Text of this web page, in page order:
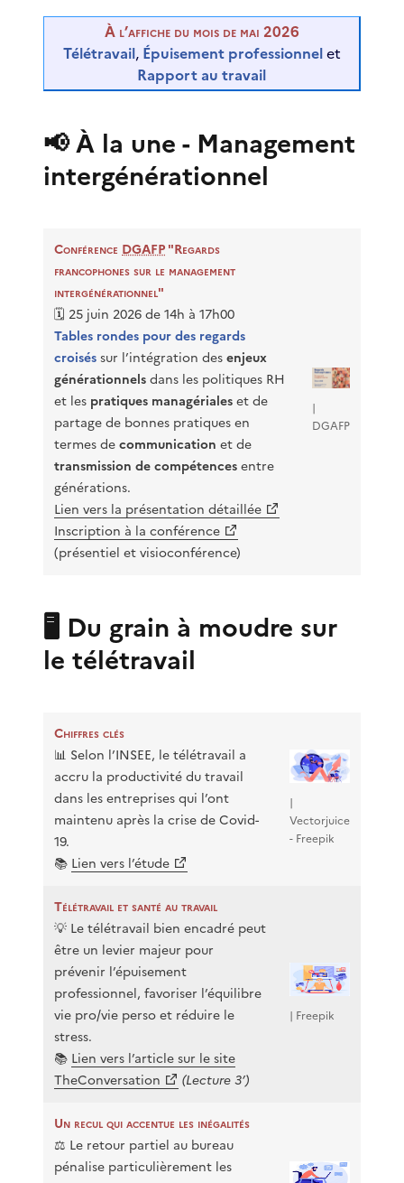
À l’affiche du mois de mai 2026
Télétravail, Épuisement professionnelet
Rapport au travail
📢 À la une - Management
intergénérationnel
Conférence DGAFP"Regards
francophones sur le management
intergénérationnel"
🗓️ 25 juin 2026 de 14h à 17h00
Tables rondes pour des regards
croiséssur l’intégration desenjeux
générationnelsdans les politiques RH
et les pratiques managérialeset de
partage de bonnes pratiques en
termes decommunication et de
transmission de compétencesentre
générations.
Lien vers la présentation détaillée
Inscription à la conférence
(présentiel et visioconférence)
|
DGAFP
🖥️ Du grain à moudre sur
le télétravail
Chiffres clés
📊 Selon l’INSEE, le télétravail a
accru la productivité du travail
dans les entreprises qui l’ont
maintenu après la crise de Covid-
19.
📚 Lien vers l’étude
|
Vectorjuice
- Freepik
Télétravail et santé au travail
💡 Le télétravail bien encadré peut
être un levier majeur pour
prévenir l’épuisement
professionnel, favoriser l’équilibre
vie pro/vie perso et réduire le
stress.
📚 Lien vers l’article sur le site
TheConversation
(Lecture 3’)
| Freepik
Un recul qui accentue les inégalités
⚖️ Le retour partiel au bureau
pénalise particulièrement les